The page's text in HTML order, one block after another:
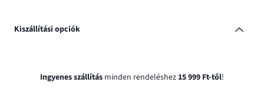
Kiszállítási opciók
Ingyenes szállítás minden rendeléshez 15 999 Ft-től!